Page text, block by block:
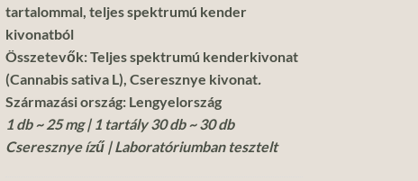
tartalommal, teljesspektrumú kender
kivonatból
Összetevők: Teljes spektrumú kenderkivonat
(Cannabis sativa L), Cseresznye kivonat.
Származási ország: Lengyelország
1 db ~ 25 mg | 1 tartály 30 db ~ 30 db
Cseresznye ízű | Laboratóriumban tesztelt